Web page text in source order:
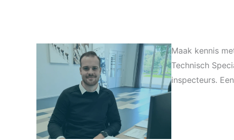
Maak kennis
Technisch
inspecteurs.